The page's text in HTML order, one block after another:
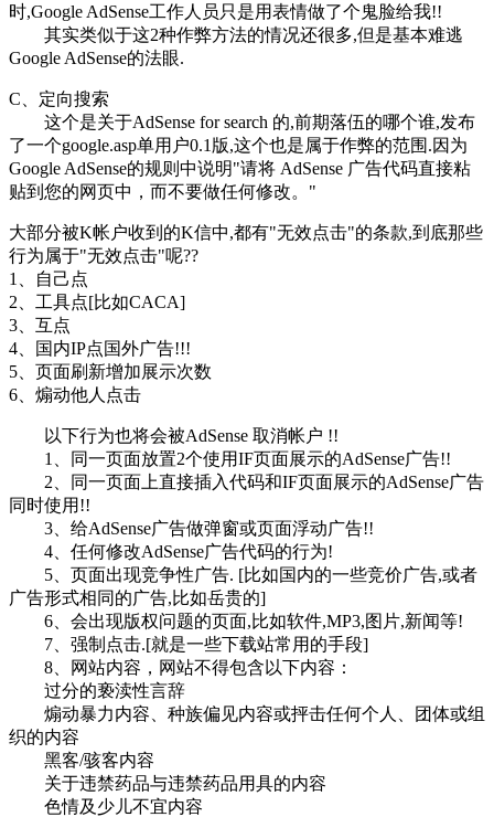
时,Google AdSense工作人员只是用表情做了个鬼脸给我!!
其实类似于这2种作弊方法的情况还很多,但是基本难逃
Google AdSense的法眼.
C、定向搜索
这个是关于AdSense for search 的,前期落伍的哪个谁,发布
了一个google.asp单用户0.1版,这个也是属于作弊的范围.因为
Google AdSense的规则中说明"请将 AdSense 广告代码直接粘
贴到您的网页中，而不要做任何修改。"
大部分被K帐户收到的K信中,都有"无效点击"的条款,到底那些
行为属于"无效点击"呢??
1、自己点
2、工具点[比如CACA]
3、互点
4、国内IP点国外广告!!!
5、页面刷新增加展示次数
6、煽动他人点击
以下行为也将会被AdSense 取消帐户 !!
1、同一页面放置2个使用IF页面展示的AdSense广告!!
2、同一页面上直接插入代码和IF页面展示的AdSense广告
同时使用!!
3、给AdSense广告做弹窗或页面浮动广告!!
4、任何修改AdSense广告代码的行为!
5、页面出现竞争性广告. [比如国内的一些竞价广告,或者
广告形式相同的广告,比如岳贵的]
6、会出现版权问题的页面,比如软件,MP3,图片,新闻等!
7、强制点击.[就是一些下载站常用的手段]
8、网站内容，网站不得包含以下内容：
过分的亵渎性言辞
煽动暴力内容、种族偏见内容或抨击任何个人、团体或组
织的内容
黑客/骇客内容
关于违禁药品与违禁药品用具的内容
色情及少儿不宜内容